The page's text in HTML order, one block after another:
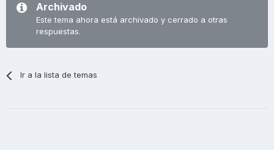
Archivado
Este tema ahora está archivado y cerrado a otras
respuestas.
Ir a la lista de temas